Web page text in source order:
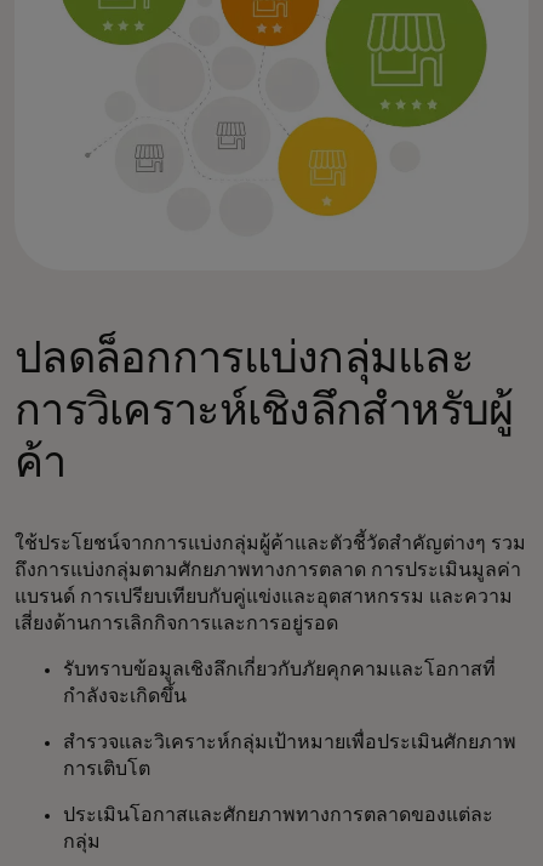
ปลดล็อกการแบ่งกลุ่มและ
การวิเคราะห์เชิงลึกสำหรับผู้
ค้า
ใช้ประโยชน์จากการแบ่งกลุ่มผู้ค้าและตัวชี้วัดสำคัญต่างๆ รวม
ถึงการแบ่งกลุ่มตามศักยภาพทางการตลาด การประเมินมูลค่า
แบรนด์ การเปรียบเทียบกับคู่แข่งและอุตสาหกรรม และความ
เสี่ยงด้านการเลิกกิจการและการอยู่รอด
รับทราบข้อมูลเชิงลึกเกี่ยวกับภัยคุกคามและโอกาสที่
กำลังจะเกิดขึ้น
สำรวจและวิเคราะห์กลุ่มเป้าหมายเพื่อประเมินศักยภาพ
การเติบโต
ประเมินโอกาสและศักยภาพทางการตลาดของแต่ละ
กลุ่ม